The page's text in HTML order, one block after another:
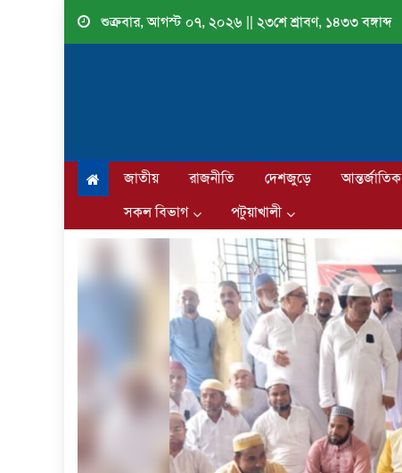
Skip
শুক্রবার, আগস্ট ০৭, ২০২৬ || ২৩শে শ্রাবণ, ১৪৩৩ বঙ্গাব্দ
জাতীয় রাজনীতি দেশজুড়ে আন্তর্জাতিক
সকল বিভাগ
পটুয়াখালী